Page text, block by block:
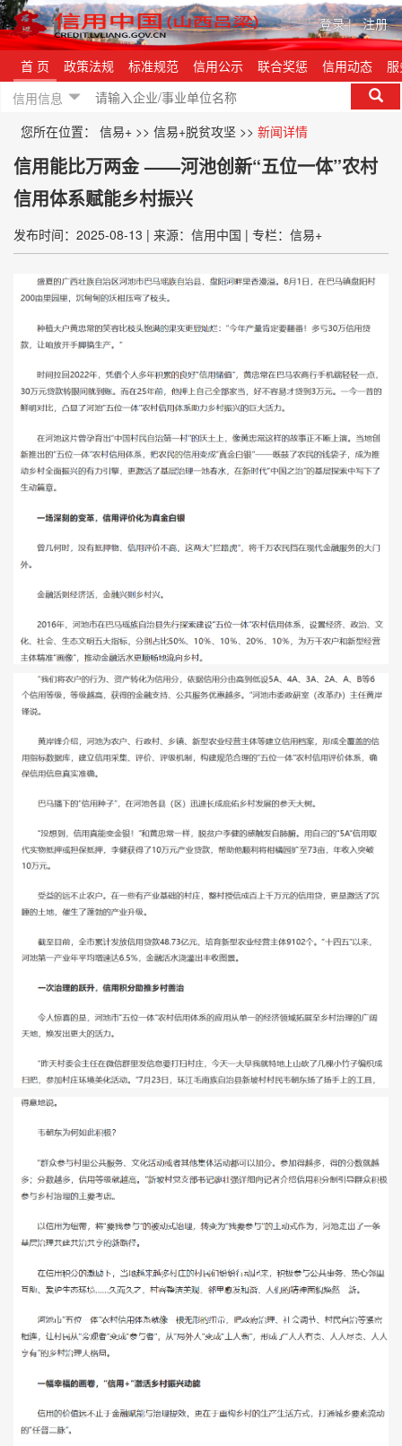
登录| 注册
首 页 政策法规 标准规范 信用公示 联合奖惩 信用动态
信用信息
您所在位置： 信易+ >> 信易+脱贫攻坚 >> 新闻详情
信用能比万两金 ——河池创新“五位一体”农村
信用体系赋能乡村振兴
发布时间：2025-08-13 | 来源：信用中国 | 专栏：信易+